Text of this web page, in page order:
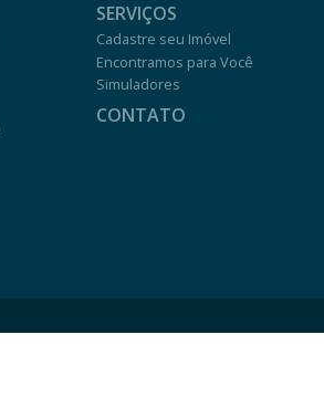
SERVIÇOS
Cadastre seu Imóvel
Encontramos para Você
Simuladores
CONTATO